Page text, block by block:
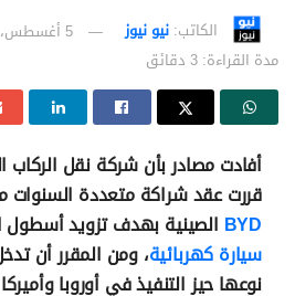
الكاتب: نيو نيوز
5 أغسطس، 2024
مدة القراءة: 3 دقائق
أفادت مصادر بأن شركة نقل
قررت عقد شراكة متعددة السنوات
BYD الصينية بهدف تزويد أسطول
سيارة كهربائية، ومن المقرر أن
نوعها حيز التنفيذ في أوروبا وأميركا